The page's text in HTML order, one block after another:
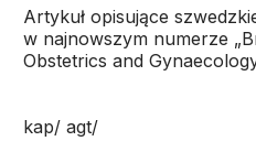
Artykuł opisujące
w najnowszym numerze
Obstetrics and
kap/ agt/